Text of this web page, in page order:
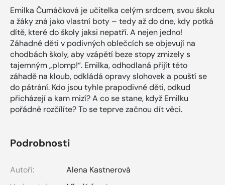
Emilka Čumáčková je učitelka celým srdcem, svou školu
a žáky zná jako vlastní boty – tedy až do dne, kdy potká
dítě, které do školy jaksi nepatří. A nejen jedno!
Záhadné děti v podivných oblečcích se objevují na
chodbách školy, aby vzápětí beze stopy zmizely s
tajemným „plomp!“. Emilka, odhodlaná přijít této
záhadě na kloub, odkládá opravy slohovek a pouští se
do pátrání. Kdo jsou tyhle prapodivné děti, odkud
přicházejí a kam mizí? A co se stane, když Emilku
pořádně rozčílíte? To se teprve začnou dít věci.
Podrobnosti
Autoři:
Alena Kastnerová